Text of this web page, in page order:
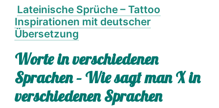
Lateinische Sprüche – Tattoo
Inspirationen mit deutscher
Übersetzung
Worte in verschiedenen
Sprachen – Wie sagt man X in
verschiedenen Sprachen